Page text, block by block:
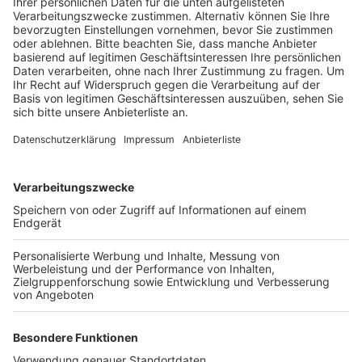
Anzeige
Jetzt haben sich erstmals auch Eltern zu Wort
gemeldet, deren Kinder die Kita besuchen. Sie sagen,
es gebe keinen extra Raum, in den sich einzelne Kinder
zurückziehen könnten, um sich körperlich zu
Kerpen hatte die Kita schon im November zusammen
mit anderen Behörden überprüft und sprach in dem
Zusammenhang von missverständlichen
Formulierungen. Deshalb sei das Konzept bereits im
vergangenen Jahr aus dem Netz entfernt und werde
seitdem überarbeitet. Weder dem Jugendamt noch
der Stadt Kerpen sei bekannt, dass die Kita über
Rückzugsräume zur Umsetzung von Sexualpraktiken